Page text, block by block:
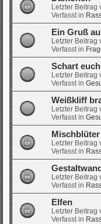
Letzter Beitrag
Verfasst in
Ein Gruß
Letzter Beitrag
Verfasst in
Schart
Letzter Beitrag
Verfasst in
Weißkliff
Letzter Beitrag
Verfasst in
Mischblüter
Letzter Beitrag
Verfasst in
Letzter Beitrag
Verfasst in
Elfen
Letzter Beitrag
Verfasst in